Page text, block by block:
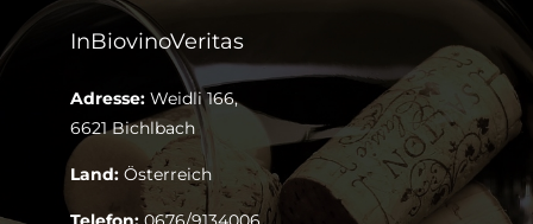
InBiovinoVeritas
Adresse: Weidli 166,
6621 Bichlbach
Land: Österreich